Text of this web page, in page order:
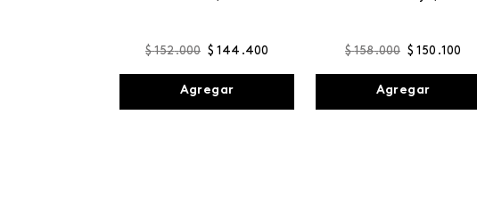
$ 152.000 $ 144 .400
Agregar
$ 158.000 $ 150 .100
Agregar